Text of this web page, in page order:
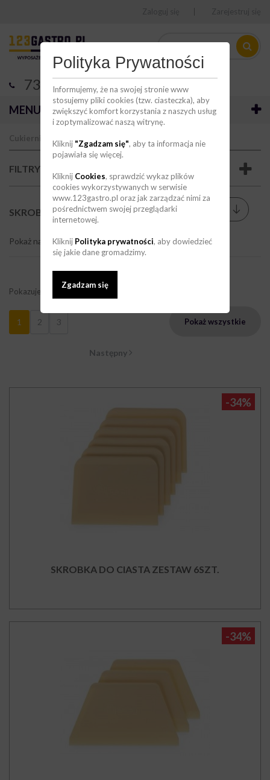
Polityka Prywatności
Informujemy, że na swojej stronie www
stosujemy pliki cookies (tzw. ciasteczka), aby
zwiększyć komfort korzystania z naszych usług
i zoptymalizować naszą witrynę.
Kliknij "Zgadzam się", aby ta informacja nie
pojawiała się więcej.
Kliknij Cookies, sprawdzić wykaz plików
cookies wykorzystywanych w serwisie
www.123gastro.pl oraz jak zarządzać nimi za
pośrednictwem swojej przeglądarki
internetowej.
Kliknij Polityka prywatności, aby dowiedzieć
się jakie dane gromadzimy.
Zgadzam się
736 123 123
MENU
FILTRY
SKROBKI(23) Sortuj wg
Pokaż na stronie 9
Pokaż wszystkie
1 2 3
Następny
Pokazuje 1 - 9 z 23 elementów
-34%
SKROBKA DO CIASTA ZESTAW 6SZT.
-34%